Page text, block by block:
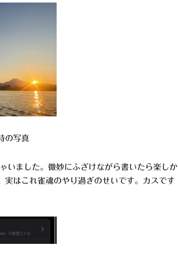
の写真
いました。微妙にふざけながら書いたら楽しか
はこれ雀魂のやり過ぎのせいです。カスです